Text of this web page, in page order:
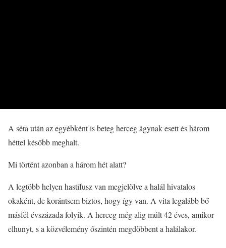
A séta után az egyébként is beteg herceg ágynak esett és három
héttel később meghalt.
Mi történt azonban a három hét alatt?
A legtöbb helyen hastífusz van megjelölve a halál hivatalos
okaként, de korántsem biztos, hogy így van. A vita legalább bő
másfél évszázada folyik. A herceg még alig múlt 42 éves, amikor
elhunyt, s a közvélemény őszintén megdöbbent a halálakor.